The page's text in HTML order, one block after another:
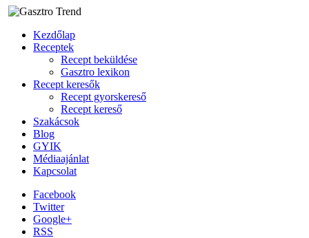
Kezdőlap
Receptek
Recept beküldése
Gasztro lexikon
Recept keresők
Recept gyorskereső
Recept kereső
Szakácsok
Blog
GYIK
Médiaajánlat
Kapcsolat
Facebook
Twitter
Google+
RSS